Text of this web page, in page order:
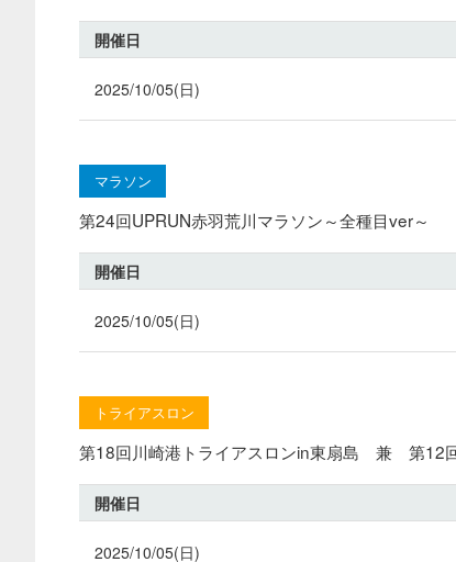
開催日
2025/10/05(日)
マラソン
第24回UPRUN赤羽荒川マラソン～全種目ver～
開催日
2025/10/05(日)
トライアスロン
第18回川崎港トライアスロンin東扇島 兼 第12
開催日
2025/10/05(日)